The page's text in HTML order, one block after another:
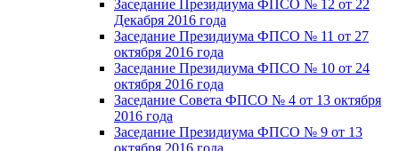
Заседание Президиума ФПСО № 12 от 22
Декабря 2016 года
Заседание Президиума ФПСО № 11 от 27
октября 2016 года
Заседание Президиума ФПСО № 10 от 24
октября 2016 года
Заседание Совета ФПСО № 4 от 13 октября
2016 года
Заседание Президиума ФПСО № 9 от 13
октября 2016 года